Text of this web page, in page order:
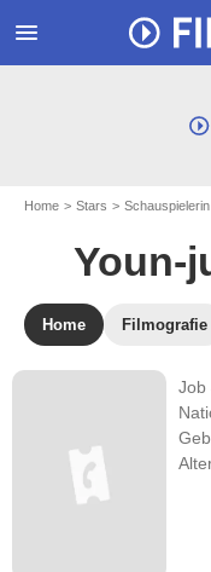
menu
Home Stars Schauspielerin
Youn-
Home Filmografie
Job